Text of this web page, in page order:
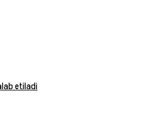
etiladi